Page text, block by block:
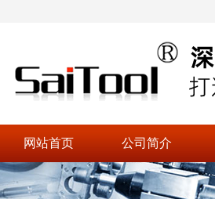
网站首页 公司简介